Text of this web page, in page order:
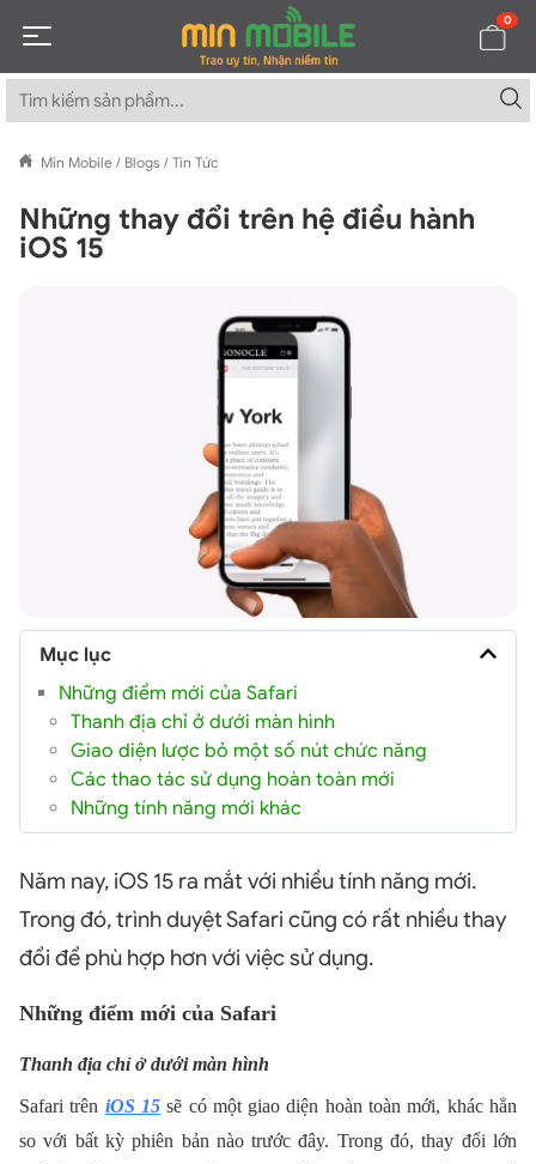
0
Min Mobile / Blogs / Tin Tức
Những thay đổi trên hệ điều hành
iOS 15
Mục lục
Những điểm mới của Safari
Thanh địa chỉ ở dưới màn hình
Giao diện lược bỏ một số nút chức năng
Các thao tác sử dụng hoàn toàn mới
Những tính năng mới khác
Năm nay, iOS 15 ra mắt với nhiều tính năng mới.
Trong đó, trình duyệt Safari cũng có rất nhiều thay
đổi để phù hợp hơn với việc sử dụng.
Những điểm mới của Safari
Thanh địa chỉ ở dưới màn hình
Safari trên iOS 15sẽ có một giao diện hoàn toàn mới, khác hẳn
so với bất kỳ phiên bản nào trước đây. Trong đó, thay đổi lớn